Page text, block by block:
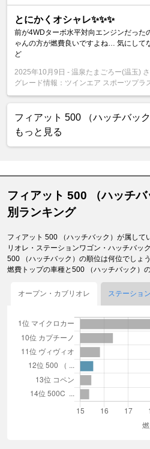
とにかくオシャレ✨✨✨
前が4WDターボ水平対向エンジンだった
ゃんの方が燃費良いですよね… 気にして
ど
2025年10月9日
温泉たまごろー(温玉)
グレード情報：ツインエア スポーツプラ
フィアット 500 （ハッチバッ
もっと見る
フィアット 500 （ハッチ
別ランキング
フィアット 500 （ハッチバック）が属して
リオレ・ステーションワゴン・ハッチバッ
500 （ハッチバック）の順位は何位でしょ
燃費トップの車種と500 （ハッチバック）
オープン・カブリオレ ステーショ